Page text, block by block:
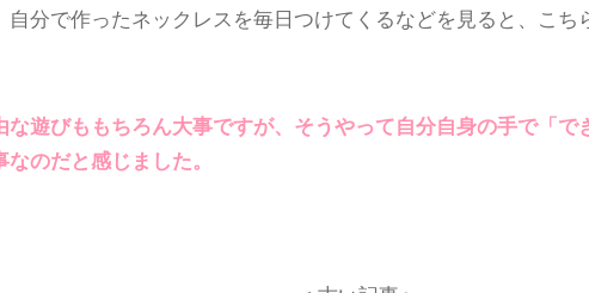
自分で作ったネックレスを毎日つけてくるなどを見ると、こち
な遊びももちろん大事ですが、そうやって自分自身の手で「
なのだと感じました。